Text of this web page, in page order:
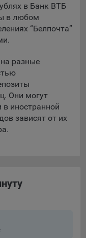
чтобы ограничить
и
cookie. Кроме
удалить ранее
ознакомиться,
на
браузеров:
сообщение с
в Банк ВТБ
в любом
“Белпочта”
разные
Они могут
иностранной
зависят от их